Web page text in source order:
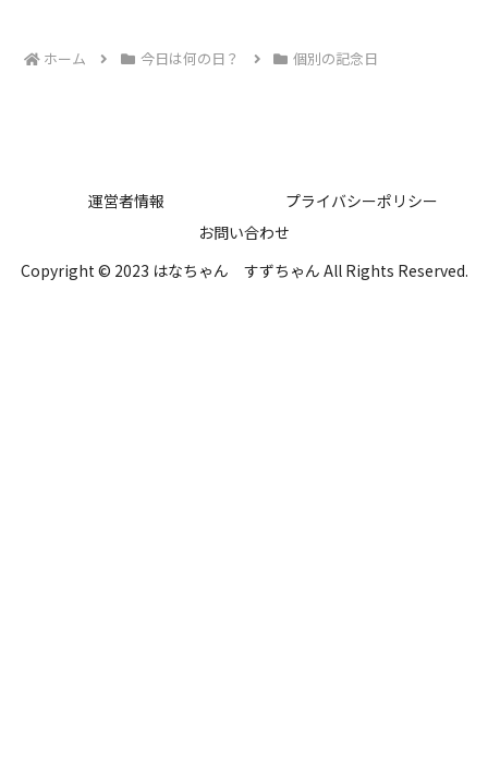
ホーム 今日は何の日？ 個別の記念日
運営者情報
プライバシーポリシー
お問い合わせ
Copyright © 2023 はなちゃん すずちゃん All Rights Reserved.